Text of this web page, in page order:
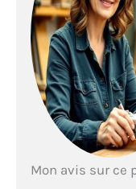
Mon avis sur ce